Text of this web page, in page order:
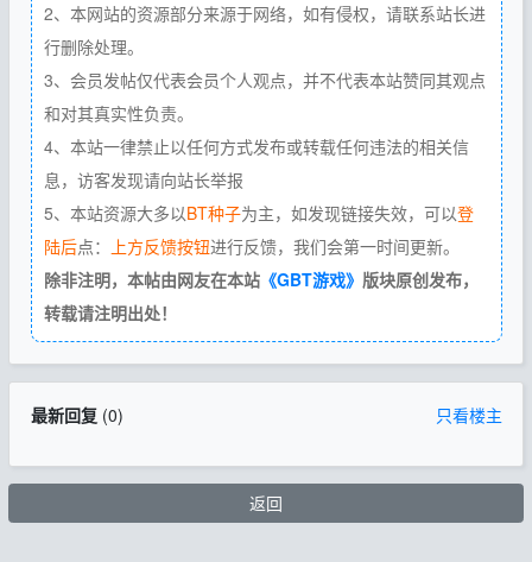
2、本网站的资源部分来源于网络，如有侵权，请联系站长进
行删除处理。
3、会员发帖仅代表会员个人观点，并不代表本站赞同其观点
和对其真实性负责。
4、本站一律禁止以任何方式发布或转载任何违法的相关信
息，访客发现请向站长举报
5、本站资源大多以BT种子为主，如发现链接失效，可以登
陆后点： 上方反馈按钮进行反馈，我们会第一时间更新。
除非注明，本帖由网友在本站《GBT游戏》 版块原创发布，
转载请注明出处！
最新回复(0) 只看楼主
返回